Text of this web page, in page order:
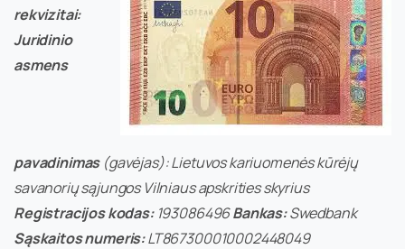
rekvizitai:
Juridinio
asmens
pavadinimas(gavėjas): Lietuvos kariuomenės kūrėjų
savanorių sąjungos Vilniaus apskrities skyrius
Registracijos kodas:193086496Bankas:Swedbank
Sąskaitos numeris:LT867300010002448049